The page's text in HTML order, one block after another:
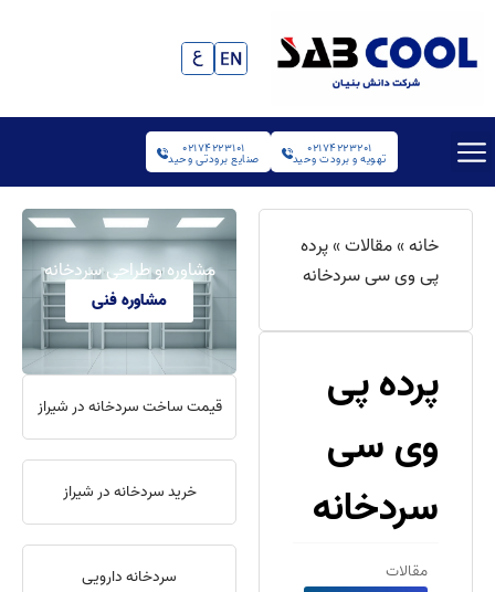
02174223201
تهویه و برودت وحید
02174223101
صنایع برودتی وحید
خانه»مقالات»پرده
پی وی سی سردخانه
پرده پی
وی سی
سردخانه
مقالات
مشاوره و طراحی سردخانه
مشاوره فنی
قیمت ساخت سردخانه در شیراز
خرید سردخانه در شیراز
سردخانه دارویی